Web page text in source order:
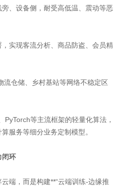
、设备侧，耐受高低温、震动等恶
实现客流分析、商品防盗、会员精
流仓储、乡村基站等网络不稳定区
PyTorch等主流框架的轻量化算法，
服务等细分业务定制模型。
闭环
端，而是构建**“云端训练-边缘推